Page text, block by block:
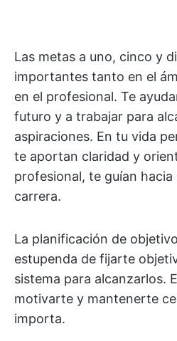
Las metas a uno, cinco y
importantes tanto en el
en el profesional. Te
futuro y a trabajar para
aspiraciones. En tu vida
te aportan claridad y
profesional, te guían
carrera.
La planificación de
estupenda de fijarte
sistema para alcanzarlos.
motivarte y mantenerte
importa.